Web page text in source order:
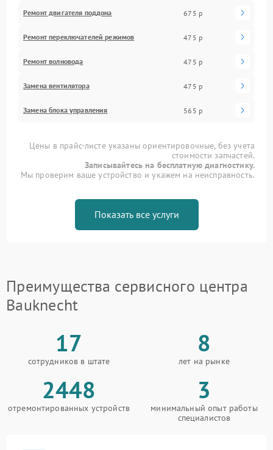
Ремонт двигателя поддона 675 р
Ремонт переключателей режимов 475 р
Ремонт волновода 475 р
Замена вентилятора 475 р
Замена блока управления 565 р
Цены в прайс-листе указаны ориентировочные, без учета
стоимости запчастей.
Записывайтесь на бесплатную диагностику.
Мы проверим ваше устройство и укажем на неисправность.
Показать все услуги
Преимущества сервисного центра
Bauknecht
17
сотрудников в штате
8
лет на рынке
2448
отремонтированных устройств
3
минимальный опыт работы
специалистов